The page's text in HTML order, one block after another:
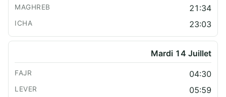
21:34
23:03
Mardi 14 Juillet
04:30
05:59